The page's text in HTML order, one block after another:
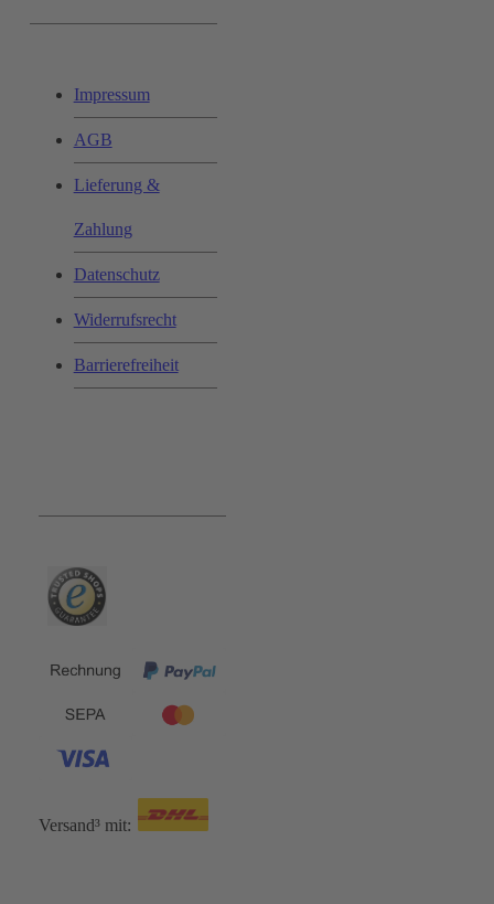
Impressum
AGB
Lieferung &
Zahlung
Datenschutz
Widerrufsrecht
Barrierefreiheit
Versand³ mit: